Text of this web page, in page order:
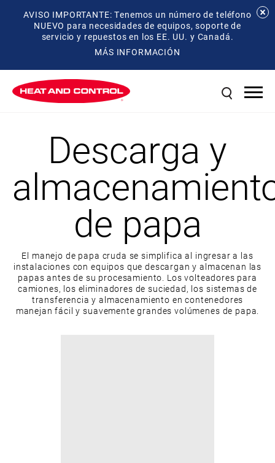
AVISO IMPORTANTE: Tenemos un número de teléfono
NUEVO para necesidades de equipos, soporte de
servicio y repuestos en los EE. UU. y Canadá.
MÁS INFORMACIÓN
Descarga y
de papa
El manejo de papa cruda se simplifica al ingresar a las
instalaciones con equipos que descargan y almacenan las
papas antes de su procesamiento. Los volteadores para
camiones, los eliminadores de suciedad, los sistemas de
transferencia y almacenamiento en contenedores
manejan fácil y suavemente grandes volúmenes de papa.